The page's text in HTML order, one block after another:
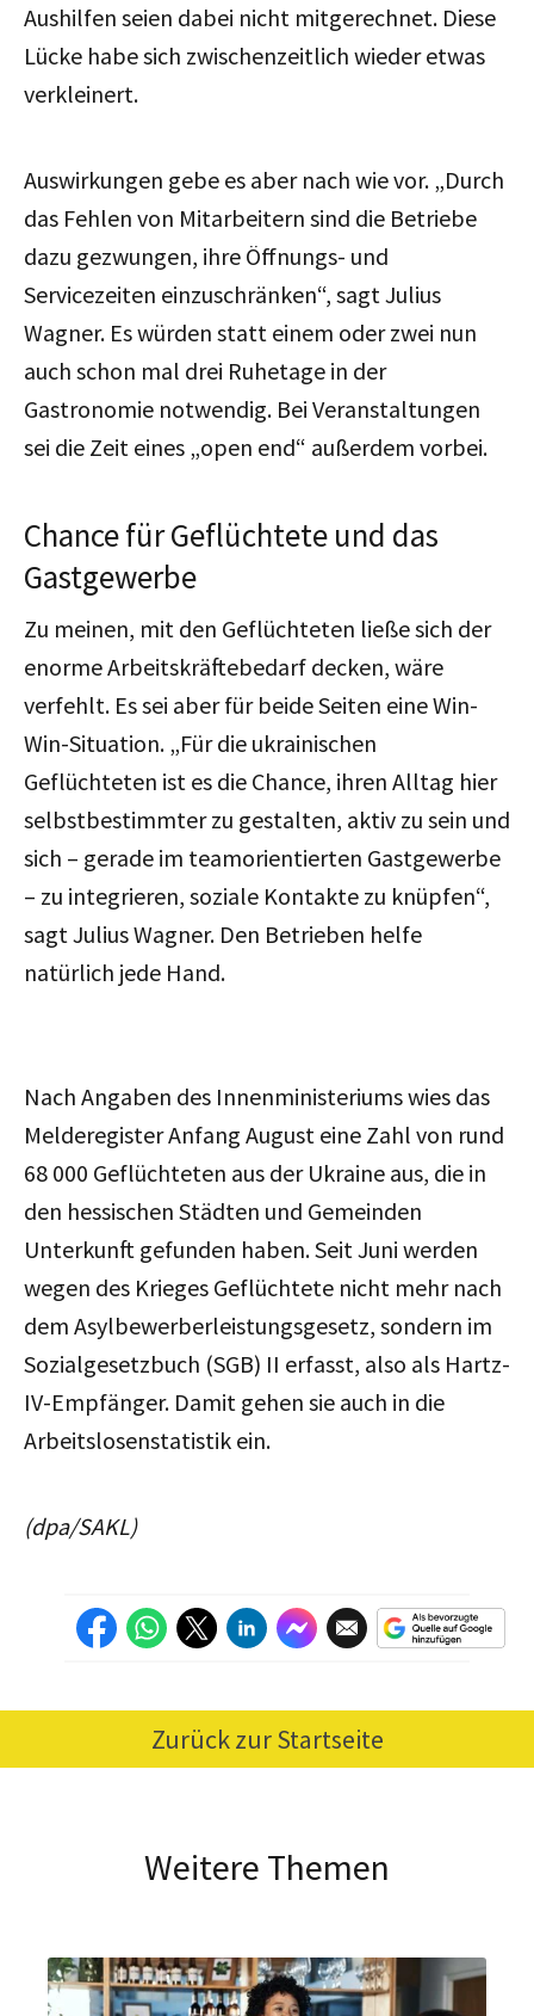
Aushilfen seien dabei nicht mitgerechnet. Diese
Lücke habe sich zwischenzeitlich wieder etwas
verkleinert.
Auswirkungen gebe es aber nach wie vor. „Durch
das Fehlen von Mitarbeitern sind die Betriebe
dazu gezwungen, ihre Öffnungs- und
Servicezeiten einzuschränken“, sagt Julius
Wagner. Es würden statt einem oder zwei nun
auch schon mal drei Ruhetage in der
Gastronomie notwendig. Bei Veranstaltungen
sei die Zeit eines „open end“ außerdem vorbei.
Chance für Geflüchtete und das
Gastgewerbe
Zu meinen, mit den Geflüchteten ließe sich der
enorme Arbeitskräftebedarf decken, wäre
verfehlt. Es sei aber für beide Seiten eine Win-
Win-Situation. „Für die ukrainischen
Geflüchteten ist es die Chance, ihren Alltag hier
selbstbestimmter zu gestalten, aktiv zu sein und
sich – gerade im teamorientierten Gastgewerbe
– zu integrieren, soziale Kontakte zu knüpfen“,
sagt Julius Wagner. Den Betrieben helfe
natürlich jede Hand.
Nach Angaben des Innenministeriums wies das
Melderegister Anfang August eine Zahl von rund
68 000 Geflüchteten aus der Ukraine aus, die in
den hessischen Städten und Gemeinden
Unterkunft gefunden haben. Seit Juni werden
wegen des Krieges Geflüchtete nicht mehr nach
dem Asylbewerberleistungsgesetz, sondern im
Sozialgesetzbuch (SGB) II erfasst, also als Hartz-
IV-Empfänger. Damit gehen sie auch in die
Arbeitslosenstatistik ein.
(dpa/SAKL)
Zurück zur Startseite
Weitere Themen